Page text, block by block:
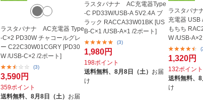
ラスタバナナ AC充電器 Type
-C×2 PD30W チャコールグレ
ー C22C30W01CGRY [PD30
W /USB-C×2 /2ポート]
(3)
3,590円
359ポイント
送料無料、 8月8日（土） お届
ラスタバナナ AC充電器Type
-C PD33W/USB-A 5V2.4A ブ
ラック RACCA33W01BK [US
B-C×1 /USB-A×1 /2ポート]
(3)
1,980円
198ポイント
送料無料、8月8日（土） お届
け
ラスタバナ
充電器 USB
もちち
W /USB-
1,320円
132ポイント
送料無料、 8
け